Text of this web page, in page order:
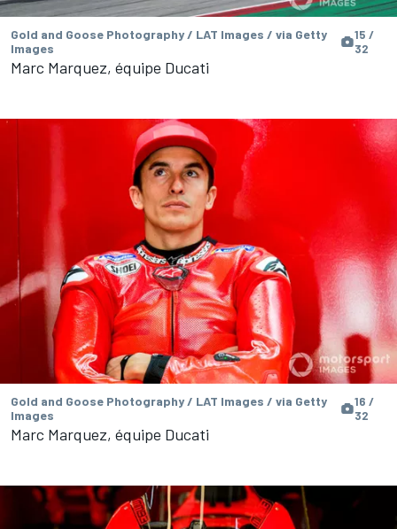
Gold and Goose Photography / LAT Images / via Getty
Images
15 /
32
Marc Marquez, équipe Ducati
Gold and Goose Photography / LAT Images / via Getty
Images
16 /
32
Marc Marquez, équipe Ducati